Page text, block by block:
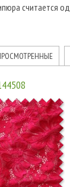
считается